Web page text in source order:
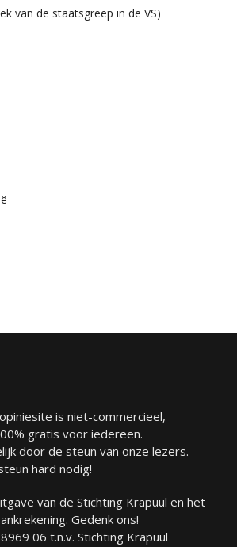
van de staatsgreep in de VS)
is niet-commercieel,
gratis voor iedereen.
door de steun van onze lezers.
hard nodig!
van de Stichting Krapuul en het
Gedenk ons!
06 t.n.v. Stichting Krapuul